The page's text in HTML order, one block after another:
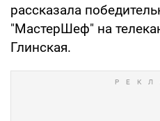
рассказала
"МастерШеф" на
Глинская.